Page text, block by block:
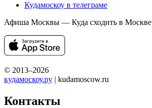
Кудамоскоу в телеграме
Афиша Москвы — Куда сходить в Москве
© 2013–2026
кудамоскоу.ру | kudamoscow.ru
Контакты